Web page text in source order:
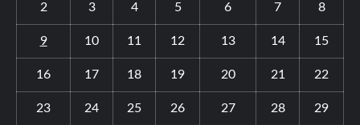
2 3 4 5 6 7 8
9 10 11 12 13 14 15
16 17 18 19 20 21 22
23 24 25 26 27 28 29